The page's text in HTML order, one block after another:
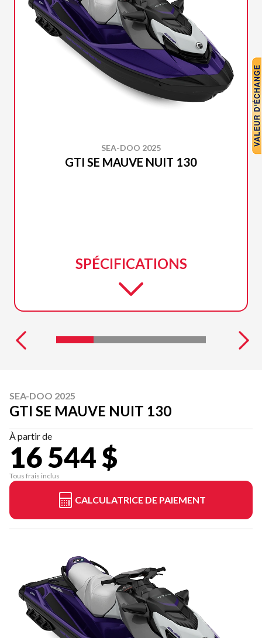
SEA-DOO 2025
GTI SE MAUVE NUIT 130
SPÉCIFICATIONS
SEA-DOO 2025
GTI SE MAUVE NUIT 130
À partir de
16 544 $
Tous frais inclus
CALCULATRICE DE PAIEMENT